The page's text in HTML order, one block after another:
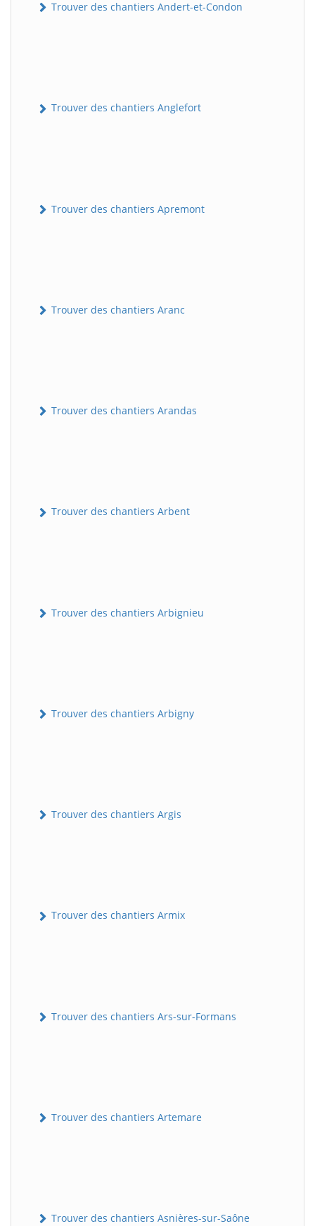
Trouver des chantiers Andert-et-Condon
Trouver des chantiers Anglefort
Trouver des chantiers Apremont
Trouver des chantiers Aranc
Trouver des chantiers Arandas
Trouver des chantiers Arbent
Trouver des chantiers Arbignieu
Trouver des chantiers Arbigny
Trouver des chantiers Argis
Trouver des chantiers Armix
Trouver des chantiers Ars-sur-Formans
Trouver des chantiers Artemare
Trouver des chantiers Asnières-sur-Saône